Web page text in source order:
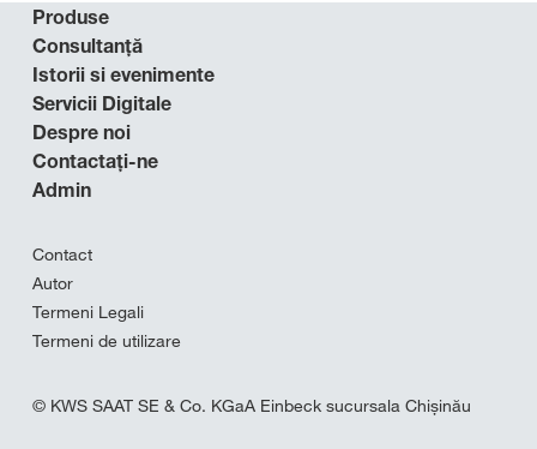
Produse
Consultanţă
Istorii si evenimente
Servicii Digitale
Despre noi
Contactaţi-ne
Admin
Contact
Autor
Termeni Legali
Termeni de utilizare
© KWS SAAT SE & Co. KGaA Einbeck sucursala Chișinău